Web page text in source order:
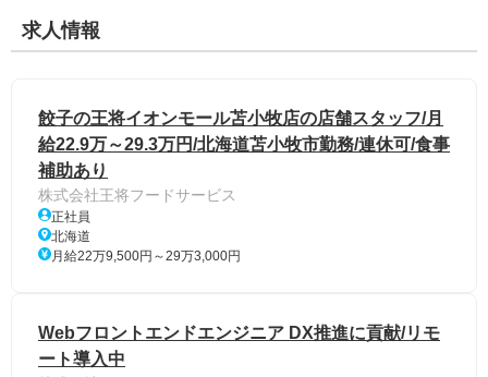
求人情報
餃子の王将イオンモール苫小牧店の店舗スタッフ/月
給22.9万～29.3万円/北海道苫小牧市勤務/連休可/食事
補助あり
株式会社王将フードサービス
正社員
北海道
月給22万9,500円～29万3,000円
Webフロントエンドエンジニア DX推進に貢献/リモ
ート導入中